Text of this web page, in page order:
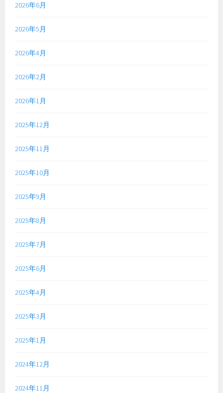
2026年6月
2026年5月
2026年4月
2026年2月
2026年1月
2025年12月
2025年11月
2025年10月
2025年9月
2025年8月
2025年7月
2025年6月
2025年4月
2025年3月
2025年1月
2024年12月
2024年11月